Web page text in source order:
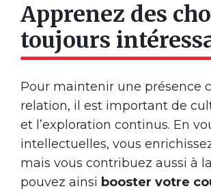
Apprenez des
toujours
Pour maintenir une présence
relation, il est important de
et l’exploration continus. En
intellectuelles, vous
mais vous contribuez aussi à
pouvez ainsi booster votre